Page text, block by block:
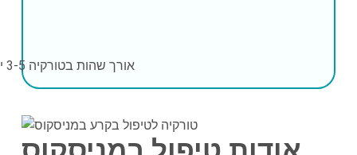
אורך שהות בטורקיה 3-5 ימים